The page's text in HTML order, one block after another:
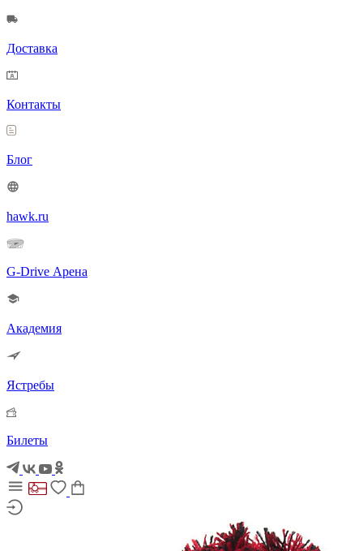
Доставка
Контакты
Блог
hawk.ru
G-Drive Арена
Академия
Ястребы
Билеты